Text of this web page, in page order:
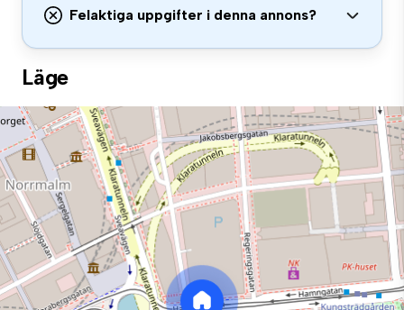
Felaktiga uppgifter i denna annons?
Läge